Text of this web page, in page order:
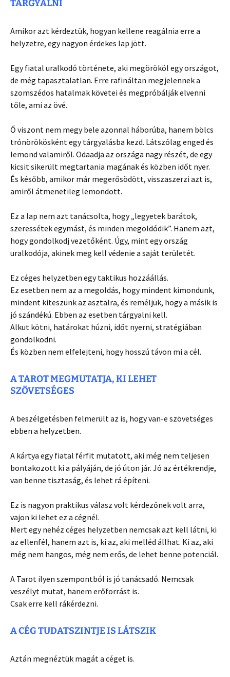
TÁRGYALNI
Amikor azt kérdeztük, hogyan kellene reagálnia erre a
helyzetre, egy nagyon érdekes lap jött.
Egy fiatal uralkodó története, aki megörököl egy országot,
de még tapasztalatlan. Erre rafináltan megjelennek a
szomszédos hatalmak követei és megpróbálják elvenni
tőle, ami az övé.
Ő viszont nem megy bele azonnal háborúba, hanem bölcs
trónörökösként egy tárgyalásba kezd. Látszólag enged és
lemond valamiről. Odaadja az országa nagy részét, de egy
kicsit sikerült megtartania magának és közben időt nyer.
És később, amikor már megerősödött, visszaszerzi azt is,
amiről átmenetileg lemondott.
Ez a lap nem azt tanácsolta, hogy „legyetek barátok,
szeressétek egymást, és minden megoldódik”. Hanem azt,
hogy gondolkodj vezetőként. Úgy, mint egy ország
uralkodója, akinek meg kell védenie a saját területét.
Ez céges helyzetben egy taktikus hozzáállás.
Ez esetben nem az a megoldás, hogy mindent kimondunk,
mindent kiteszünk az asztalra, és reméljük, hogy a másik is
jó szándékú. Ebben az esetben tárgyalni kell.
Alkut kötni, határokat húzni, időt nyerni, stratégiában
gondolkodni.
És közben nem elfelejteni, hogy hosszú távon mi a cél.
A TAROT MEGMUTATJA, KI LEHET
SZÖVETSÉGES
A beszélgetésben felmerült az is, hogy van-e szövetséges
ebben a helyzetben.
A kártya egy fiatal férfit mutatott, aki még nem teljesen
bontakozott ki a pályáján, de jó úton jár. Jó az értékrendje,
van benne tisztaság, és lehet rá építeni.
Ez is nagyon praktikus válasz volt kérdezőnek volt arra,
vajon ki lehet ez a cégnél.
Mert egy nehéz céges helyzetben nemcsak azt kell látni, ki
az ellenfél, hanem azt is, ki az, aki melléd állhat. Ki az, aki
még nem hangos, még nem erős, de lehet benne potenciál.
A Tarot ilyen szempontból is jó tanácsadó. Nemcsak
veszélyt mutat, hanem erőforrást is.
Csak erre kell rákérdezni.
A CÉG TUDATSZINTJE IS LÁTSZIK
Aztán megnéztük magát a céget is.